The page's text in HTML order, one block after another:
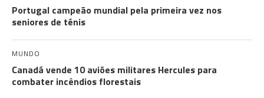
Portugal campeão mundial pela primeira vez nos
seniores de ténis
MUNDO
Canadá vende 10 aviões militares Hercules para
combater incêndios florestais